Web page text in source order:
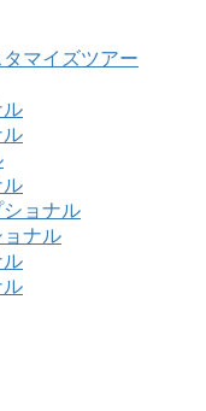
マイズツアー
ル
ル
ル
ョナル
ナル
ル
ル